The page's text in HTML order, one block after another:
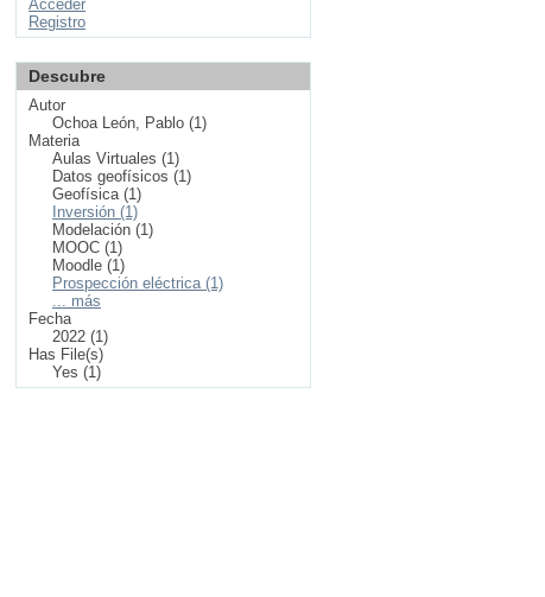
Acceder
Registro
Descubre
Autor
Ochoa León, Pablo (1)
Materia
Aulas Virtuales (1)
Datos geofísicos (1)
Geofísica (1)
Inversión (1)
Modelación (1)
MOOC (1)
Moodle (1)
Prospección eléctrica (1)
... más
Fecha
2022 (1)
Has File(s)
Yes (1)